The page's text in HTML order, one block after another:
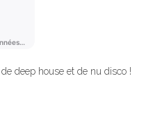
deep house et de nu disco !